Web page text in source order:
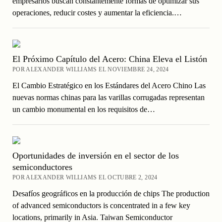
operaciones, reducir costes y aumentar la eficiencia.…
El Próximo Capítulo del Acero: China Eleva el Listón
POR ALEXANDER WILLIAMS EL NOVIEMBRE 24, 2024
El Cambio Estratégico en los Estándares del Acero Chino Las
nuevas normas chinas para las varillas corrugadas representan
un cambio monumental en los requisitos de…
Oportunidades de inversión en el sector de los
semiconductores
POR ALEXANDER WILLIAMS EL OCTUBRE 2, 2024
Desafíos geográficos en la producción de chips The production
of advanced semiconductors is concentrated in a few key
locations, primarily in Asia. Taiwan Semiconductor